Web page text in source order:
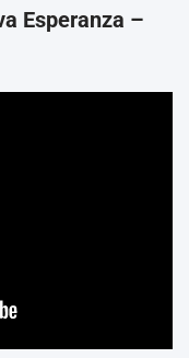
Esperanza –